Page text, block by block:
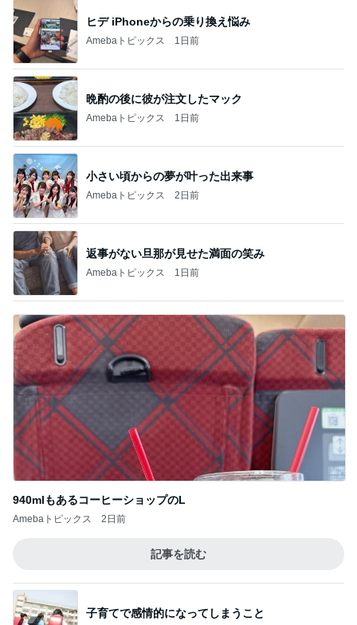
ヒデ iPhoneからの乗り換え悩み
Amebaトピックス 1日前
晩酌の後に彼が注文したマック
Amebaトピックス 1日前
小さい頃からの夢が叶った出来事
Amebaトピックス 2日前
返事がない旦那が見せた満面の笑み
Amebaトピックス 1日前
940mlもあるコーヒーショップのL
Amebaトピックス 2日前
記事を読む
子育てで感情的になってしまうこと